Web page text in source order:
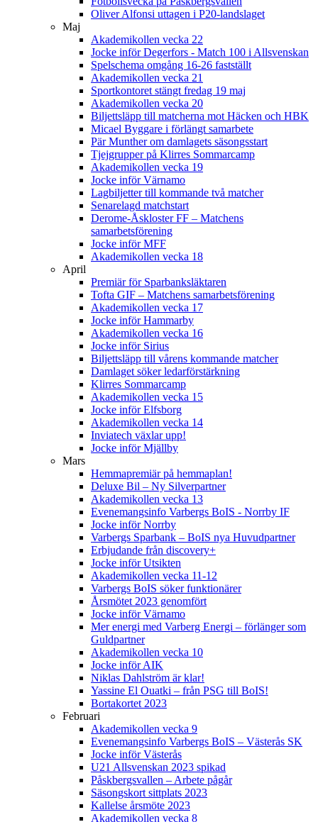
Oliver Alfonsi uttagen i P20-landslaget
Maj
Akademikollen vecka 22
Jocke inför Degerfors - Match 100 i Allsvenskan
Spelschema omgång 16-26 fastställt
Akademikollen vecka 21
Sportkontoret stängt fredag 19 maj
Akademikollen vecka 20
Biljettsläpp till matcherna mot Häcken och HBK
Micael Byggare i förlängt samarbete
Pär Munther om damlagets säsongsstart
Tjejgrupper på Klirres Sommarcamp
Akademikollen vecka 19
Jocke inför Värnamo
Lagbiljetter till kommande två matcher
Senarelagd matchstart
Derome-Åskloster FF – Matchens
samarbetsförening
Jocke inför MFF
Akademikollen vecka 18
April
Premiär för Sparbanksläktaren
Tofta GIF – Matchens samarbetsförening
Akademikollen vecka 17
Jocke inför Hammarby
Akademikollen vecka 16
Jocke inför Sirius
Biljettsläpp till vårens kommande matcher
Damlaget söker ledarförstärkning
Klirres Sommarcamp
Akademikollen vecka 15
Jocke inför Elfsborg
Akademikollen vecka 14
Inviatech växlar upp!
Jocke inför Mjällby
Mars
Hemmapremiär på hemmaplan!
Deluxe Bil – Ny Silverpartner
Akademikollen vecka 13
Evenemangsinfo Varbergs BoIS - Norrby IF
Jocke inför Norrby
Varbergs Sparbank – BoIS nya Huvudpartner
Erbjudande från discovery+
Jocke inför Utsikten
Akademikollen vecka 11-12
Varbergs BoIS söker funktionärer
Årsmötet 2023 genomfört
Jocke inför Värnamo
Mer energi med Varberg Energi – förlänger som
Guldpartner
Akademikollen vecka 10
Jocke inför AIK
Niklas Dahlström är klar!
Yassine El Ouatki – från PSG till BoIS!
Bortakortet 2023
Februari
Akademikollen vecka 9
Evenemangsinfo Varbergs BoIS – Västerås SK
Jocke inför Västerås
U21 Allsvenskan 2023 spikad
Påskbergsvallen – Arbete pågår
Säsongskort sittplats 2023
Kallelse årsmöte 2023
Akademikollen vecka 8